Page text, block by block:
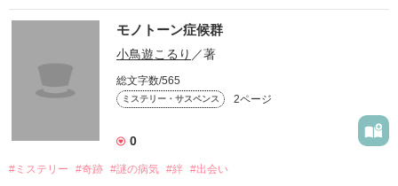
モノトーン症候群
小鳥遊こるり ／著
総文字数/565
ミステリー・サスペンス 2ページ
0
#ミステリー #奇跡 #謎の病気 #絆 #出会い